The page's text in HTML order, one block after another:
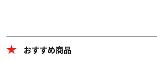
おすすめ商品